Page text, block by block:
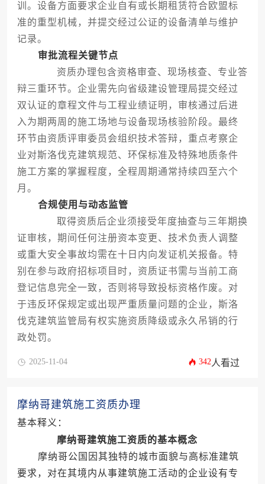
训。设备方面要求企业自有或长期租赁符合欧盟标
准的重型机械，并提交经过公证的设备清单与维护
记录。
审批流程关键节点
资质办理包含资格审查、现场核查、专业答
辩三重环节。企业需先向省级建设管理局提交经过
双认证的章程文件与工程业绩证明，审核通过后进
入为期两周的施工场地与设备现场核验阶段。最终
环节由资质评审委员会组织技术答辩，重点考察企
业对斯洛伐克建筑规范、环保标准及特殊地质条件
施工方案的掌握程度，全程周期通常持续四至六个
月。
合规使用与动态监管
取得资质后企业须接受年度抽查与三年期换
证审核，期间任何注册资本变更、技术负责人调整
或重大安全事故均需在十日内向发证机关报备。特
别在参与政府招标项目时，资质证书需与当前工商
登记信息完全一致，否则将导致投标资格作废。对
于违反环保规定或出现严重质量问题的企业，斯洛
伐克建筑监管局有权实施资质降级或永久吊销的行
政处罚。
2025-11-04 342人看过
摩纳哥建筑施工资质办理
基本释义：
摩纳哥建筑施工资质的基本概念
摩纳哥公国因其独特的城市面貌与高标准建筑
要求，对在其境内从事建筑施工活动的企业设有专